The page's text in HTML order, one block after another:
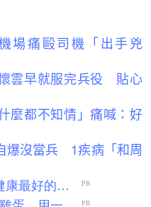
場痛毆司機「出手兇
雲早就服完兵役 貼心
麼都不知情」痛喊：好
爆沒當兵 1疾病「和周